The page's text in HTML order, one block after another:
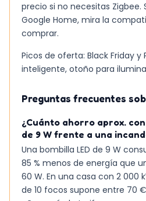
precio si no necesitas Zigbee.
Google Home, mira la
comprar.
Picos de oferta: Black Friday y
inteligente, otoño para
Preguntas frecuentes
¿Cuánto ahorro aprox.
de 9 W frente a una
Una bombilla LED de 9 W
85 % menos de energía que
60 W. En una casa con 2 000
de 10 focos supone entre 70